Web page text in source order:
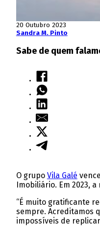
20 Outubro 2023
Sandra M. Pinto
Sabe de quem
O grupo Vila Galé
Imobiliário. Em 2023,
“É muito gratificante
sempre. Acreditamos
impossíveis de